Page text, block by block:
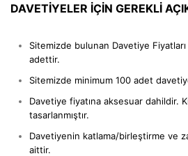
DAVETIYELER IÇIN GEREKLI
Sitemizde bulunan Davetiye
adettir.
Sitemizde minimum 100 adet
Davetiye fiyatına aksesuar dahildir.
tasarlanmıştır.
Davetiyenin katlama/birleştirme ve
aittir.